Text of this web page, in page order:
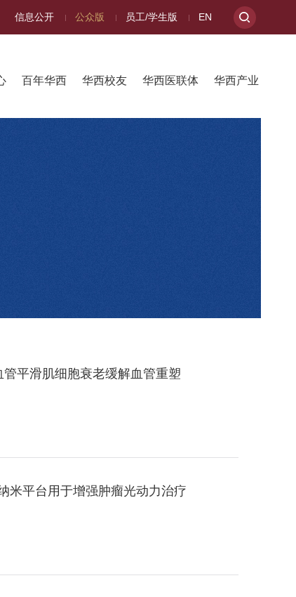
信息公开 公众版 员工/学生版 EN
百年华西 华西校友 华西医联体 华西产业
平滑肌细胞衰老缓解血管重塑
米平台用于增强肿瘤光动力治疗